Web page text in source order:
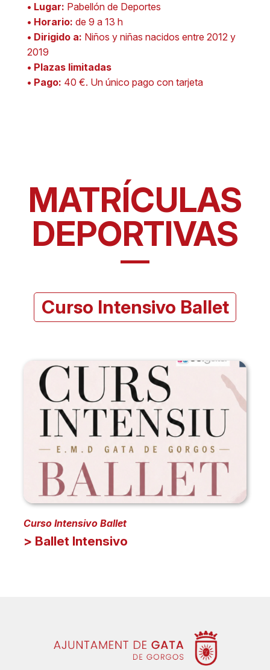
• Lugar: Pabellón de Deportes
• Horario: de 9 a 13 h
• Dirigido a: Niños y niñas nacidos entre 2012 y
2019
• Plazas limitadas
• Pago: 40 €. Un único pago con tarjeta
MATRÍCULAS
DEPORTIVAS
Curso Intensivo Ballet
Curso Intensivo Ballet
> Ballet Intensivo